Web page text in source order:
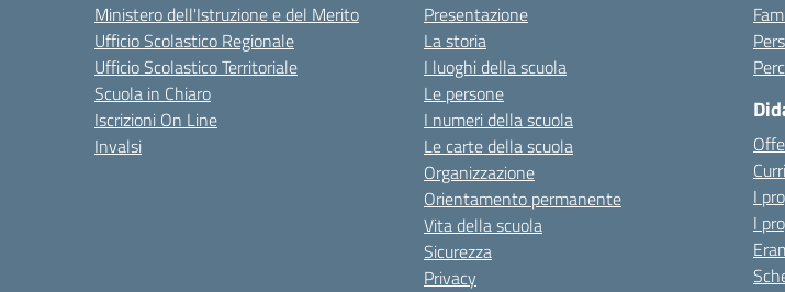
Ministero dell'Istruzione e del Merito
Ufficio Scolastico Regionale
Ufficio Scolastico Territoriale
Scuola in Chiaro
Iscrizioni On Line
Invalsi
Presentazione
La storia
I luoghi della scuola
Le persone
I numeri della scuola
Le carte della scuola
Organizzazione
Orientamento permanente
Vita della scuola
Sicurezza
Privacy
I
I